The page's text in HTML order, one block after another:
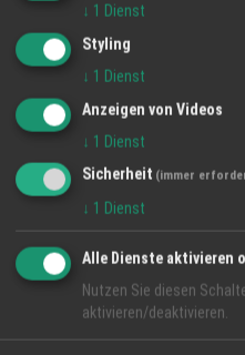
Imagefilm
16 Feb 2026
Bach Akustik
↓ 1 Dienst
Styling
↓ 1 Dienst
Anzeigen von Videos
↓ 1 Dienst
Sicherheit (immer
↓ 1 Dienst
Alle Dienste aktivieren
Nutzen Sie diesen
aktivieren/deaktivieren.